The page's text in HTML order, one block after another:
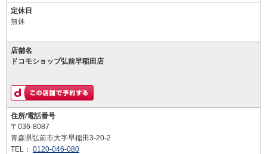
定休日
無休
店舗名
ドコモショップ弘前早稲田店
住所/電話番号
〒036-8087
青森県弘前市大字早稲田3-20-2
TEL： 0120-046-080